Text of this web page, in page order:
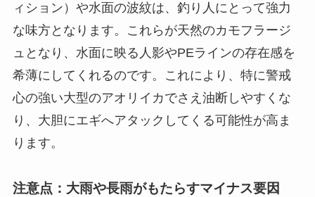
ィション）や水面の波紋は、釣り人にとって強力
な味方となります。これらが天然のカモフラージ
ュとなり、 水面に映る人影やPEラインの存在感を
希薄にしてくれるのです。これにより、特に警戒
心の強い大型のアオリイカでさえ油断しやすくな
り、大胆にエギへアタックしてくる可能性が高ま
ります。
注意点：大雨や長雨がもたらすマイナス要因